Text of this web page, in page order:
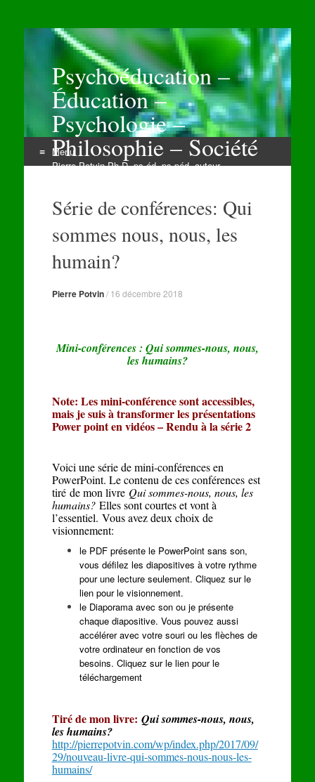
Psychoéducation –
Éducation –
Psychologie –
Philosophie – Société
Pierre Potvin Ph.D. ps.éd. ps.péd. auteur
Menu
contenuSérie de conférences: Qui
sommes nous, nous, les
humain?
Pierre Potvin/ 16 décembre 2018
Mini-conférences : Qui sommes-nous, nous,
les humains?
Note: Les mini-conférence sont accessibles,
mais je suis à transformer les présentations
Power point en vidéos – Rendu à la série 2
Voici une série de mini-conférences en
PowerPoint. Le contenu de ces conférences est
tiré de mon livre Qui sommes-nous, nous, les
humains? Elles sont courtes et vont à
l’essentiel. Vous avez deux choix de
visionnement:
le PDF présente le PowerPoint sans son,
vous défilez les diapositives à votre rythme
pour une lecture seulement. Cliquez sur le
lien pour le visionnement.
le Diaporama avec son ou je présente
chaque diapositive. Vous pouvez aussi
accélérer avec votre souri ou les flèches de
votre ordinateur en fonction de vos
besoins. Cliquez sur le lien pour le
téléchargement
Tiré de mon livre: Qui sommes-nous, nous,
les humains?
http://pierrepotvin.com/wp/index.php/2017/09/
29/nouveau-livre-qui-sommes-nous-nous-les-
humains/